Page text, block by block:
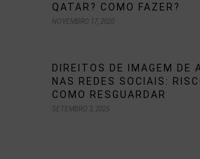
QATAR? COMO FAZER?
NOVEMBRO 17, 2020
DIREITOS DE IMAGEM DE
NAS REDES SOCIAIS:
COMO RESGUARDAR
SETEMBRO 3, 2025